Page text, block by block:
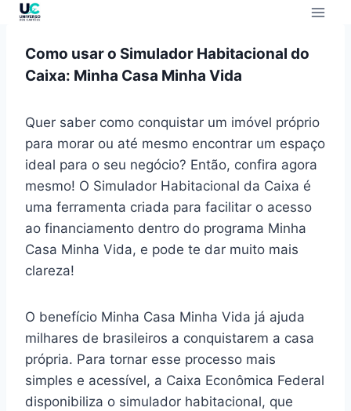
Como usar o Simulador Habitacional do
Caixa: Minha Casa Minha Vida
Quer saber como conquistar um imóvel próprio
para morar ou até mesmo encontrar um espaço
ideal para o seu negócio? Então, confira agora
mesmo! O Simulador Habitacional da Caixa é
uma ferramenta criada para facilitar o acesso
ao financiamento dentro do programa Minha
Casa Minha Vida, e pode te dar muito mais
clareza!
O benefício Minha Casa Minha Vida já ajuda
milhares de brasileiros a conquistarem a casa
própria. Para tornar esse processo mais
simples e acessível, a Caixa Econômica Federal
disponibiliza o simulador habitacional, que